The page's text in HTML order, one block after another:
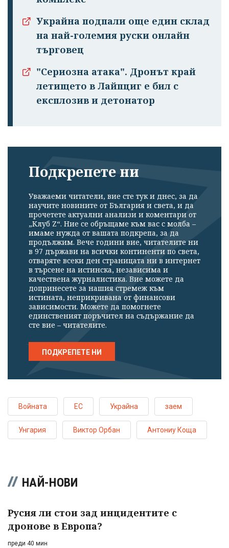
Успешно
излязохте от
профила си!
Украйна подпали още един склад
на най-големия руски онлайн
търговец
"Сериозна атака". Дронът край
летището в Лайпциг е бил с
експлозив и детонатор
Подкрепете ни
Уважаеми читатели, вие сте тук и днес, за да
научите новините от България и света, и да
прочетете актуални анализи и коментари от
„Клуб Z“. Ние се обръщаме към вас с молба –
имаме нужда от вашата подкрепа, за да
продължим. Вече години вие, читателите ни
в 97 държави на всички континенти по света,
отваряте всеки ден страницата ни в интернет
в търсене на истинска, независима и
качествена журналистика. Вие можете да
допринесете за нашия стремеж към
истината, неприкривана от финансови
зависимости. Можете да помогнете
единственият поръчител на съдържание да
сте вие – читателите.
ПОДКРЕПЕТЕ НИ
Войната ЕС Украйна заем
Унгария Виктор Орбан Антониу Коща
НАЙ-НОВИ
Русия ли стои зад инцидентите с
дронове в Европа?
преди 40 мин